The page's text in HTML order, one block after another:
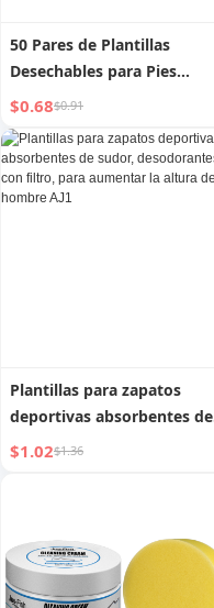
50 Pares de Plantillas
Desechables para Pies
Descalzos Ultra Finas
Recortables
$0.68$0.91
Plantillas para zapatos
deportivas absorbentes de
sudor, desodorantes, con
$1.02$1.36